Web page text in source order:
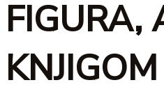
FIGURA,
KNJIGOM
količina